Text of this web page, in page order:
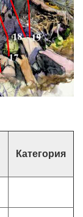
Категория